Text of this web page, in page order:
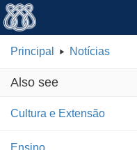
Principal Notícias
Also see
Cultura e Extensão
Ensino